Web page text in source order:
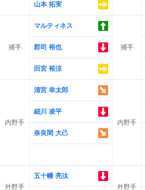
山本 拓実
捕手
マルティネス
捕手
郡司 裕也
田宮 裕涼
内野手
清宮 幸太郎
内野手
細川 凌平
奈良間 大己
外野手
五十幡 亮汰
外野手